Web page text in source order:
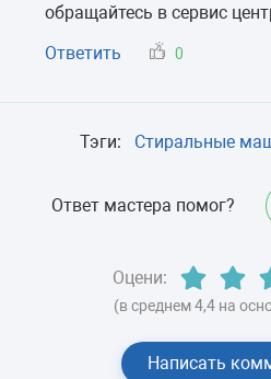
обращайтесь в сервис
Ответить
0
Тэги: Стиральные
Ответ мастера помог?
Оцени:
(в среднем 4,4 на
Написать